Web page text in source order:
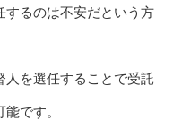
するのは不安だという方
人を選任することで受託
です。